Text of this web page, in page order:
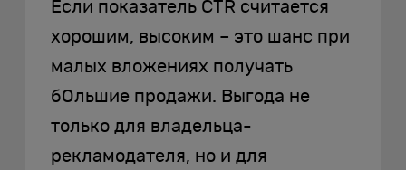
Если показатель CTR считается
хорошим, высоким – это шанс при
малых вложениях получать
бОльшие продажи. Выгода не
только для владельца-
рекламодателя, но и для